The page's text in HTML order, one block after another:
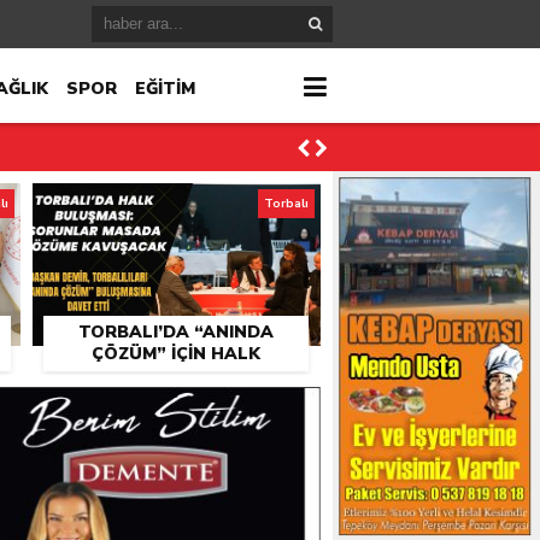
SPOR EĞİTİM
TORBALI’DA “ANINDA
ÇÖZÜM” IÇIN HALK
Torbalı